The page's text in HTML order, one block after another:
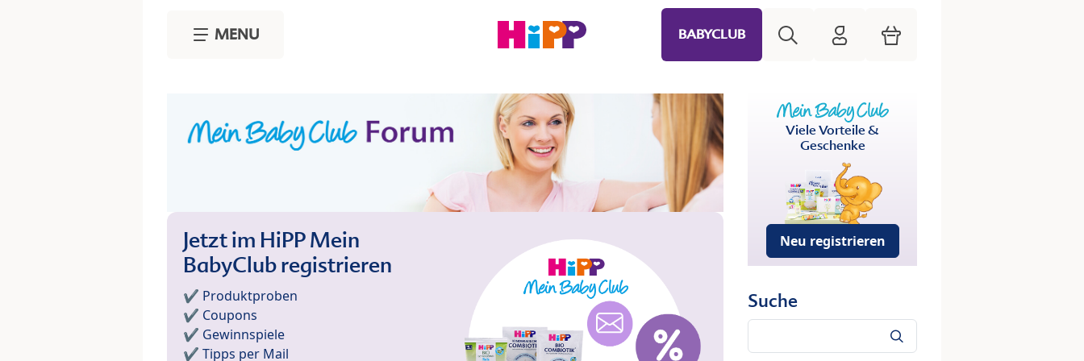
MENU BABYCLUB HiPP Mein Babyclub
Warenkorb
Jetzt im HiPP Mein
BabyClub registrieren
✔️ Produktproben
✔️ Coupons
✔️ Gewinnspiele
✔️ Tipps per Mail
Viele Vorteile &
Geschenke
Neu registrieren
Suche